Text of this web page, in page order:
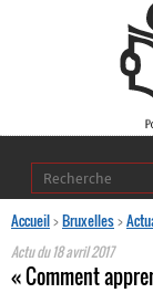
Accueil>Bruxelles>
Actu du18 avril 2017
« Comment